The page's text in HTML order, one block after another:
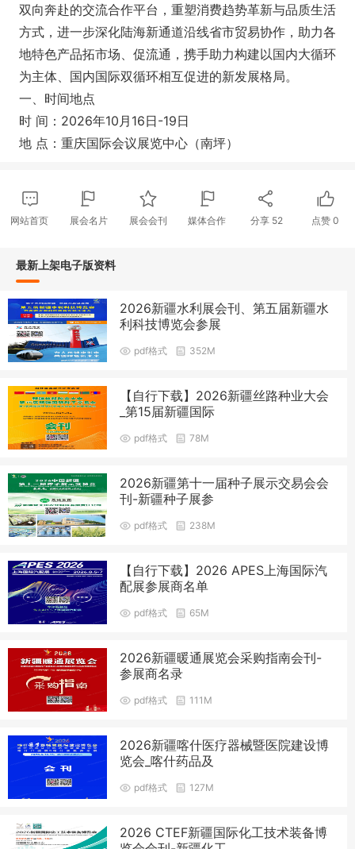
双向奔赴的交流合作平台，重塑消费趋势革新与品质生活
方式，进一步深化陆海新通道沿线省市贸易协作，助力各
地特色产品拓市场、促流通，携手助力构建以国内大循环
为主体、国内国际双循环相互促进的新发展格局。
一、时间地点
时 间：2026年10月16日-19日
地 点：重庆国际会议展览中心（南坪）
网站首页 展会名片 展会会刊 媒体合作 分享 52 点赞0
最新上架电子版资料
2026新疆水利展会刊、第五届新疆水
利科技博览会参展
pdf格式 352M
【自行下载】2026新疆丝路种业大会
_第15届新疆国际
pdf格式 78M
2026新疆第十一届种子展示交易会会
刊-新疆种子展参
pdf格式 238M
【自行下载】2026 APES上海国际汽
配展参展商名单
pdf格式 65M
2026新疆暖通展览会采购指南会刊-
参展商名录
pdf格式 111M
2026新疆喀什医疗器械暨医院建设博
览会_喀什药品及
pdf格式 127M
2026 CTEF新疆国际化工技术装备博